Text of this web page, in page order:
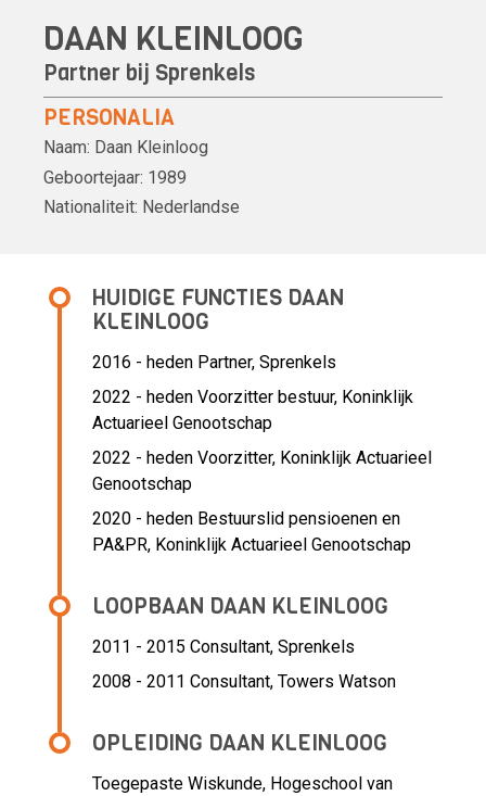
DAAN KLEINLOOG
Partner bij Sprenkels
PERSONALIA
Naam: Daan Kleinloog
Geboortejaar: 1989
Nationaliteit: Nederlandse
HUIDIGE FUNCTIES DAAN
KLEINLOOG
2016 - heden Partner, Sprenkels
2022 - heden Voorzitter bestuur, Koninklijk
Actuarieel Genootschap
2022 - heden Voorzitter, Koninklijk Actuarieel
Genootschap
2020 - heden Bestuurslid pensioenen en
PA&PR, Koninklijk Actuarieel Genootschap
LOOPBAAN DAAN KLEINLOOG
2011 - 2015 Consultant, Sprenkels
2008 - 2011 Consultant, Towers Watson
OPLEIDING DAAN KLEINLOOG
Toegepaste Wiskunde, Hogeschool van